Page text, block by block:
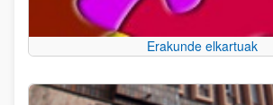
Erakunde elkartuak